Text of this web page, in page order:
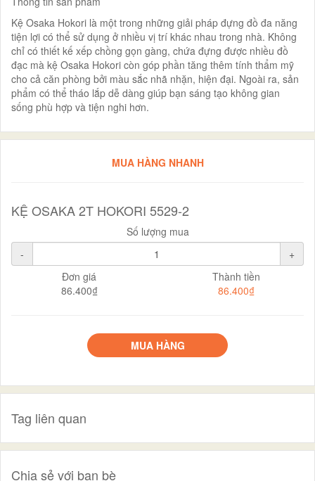
Kệ Osaka Hokori là một trong những giải pháp đựng đồ đa năng
tiện lợi có thể sử dụng ở nhiều vị trí khác nhau trong nhà. Không
chỉ có thiết kế xếp chồng gọn gàng, chứa đựng được nhiều đồ
đạc mà kệ Osaka Hokori còn góp phần tăng thêm tính thẩm mỹ
cho cả căn phòng bởi màu sắc nhã nhặn, hiện đại. Ngoài ra, sản
phẩm có thể tháo lắp dễ dàng giúp bạn sáng tạo không gian
sống phù hợp và tiện nghi hơn.
MUA HÀNG NHANH
KỆ OSAKA 2T HOKORI 5529-2
Số lượng mua
-
+
Đơn giá
86.400₫
Thành tiền
86.400₫
MUA HÀNG
Tag liên quan
Chia sẻ với bạn bè